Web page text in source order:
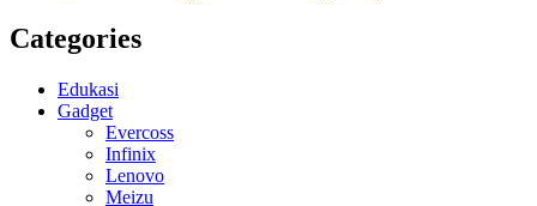
Categories
Edukasi
Gadget
Evercoss
Infinix
Lenovo
Meizu